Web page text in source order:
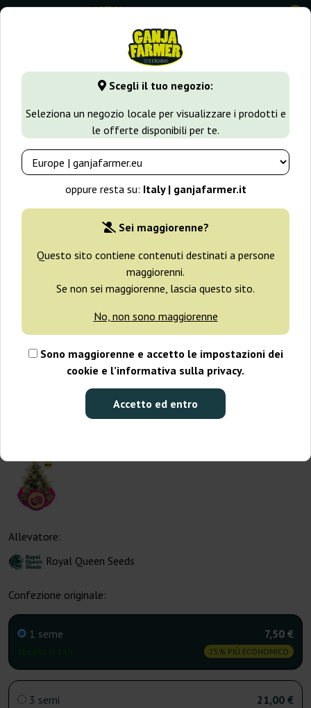
Scegli il tuo negozio:
Seleziona un negozio locale per visualizzare i prodotti e
le offerte disponibili per te.
oppure resta su: Italy | ganjafarmer.it
Sei maggiorenne?
Questo sito contiene contenuti destinati a persone
maggiorenni.
Se non sei maggiorenne, lascia questo sito.
No, non sono maggiorenne
Sono maggiorenne e accetto le impostazioni dei
cookie e l’informativa sulla privacy.
Accetto ed entro
0
GanjaFarmer.it Tipi di Semi Semi Indica Somango XL
-25%
+ omaggi
Allevatore:
Royal Queen Seeds
Confezione originale:
1 seme 7,50 €
25% PIÙ ECONOMICO
3 semi 21,00 €